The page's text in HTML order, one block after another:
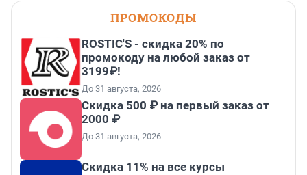
ПРОМОКОДЫ
ROSTIC'S - скидка 20% по
промокоду на любой заказ от
3199₽!
До 31 августа, 2026
Скидка 500 ₽ на первый заказ от
2000 ₽
До 31 августа, 2026
Скидка 11% на все курсы